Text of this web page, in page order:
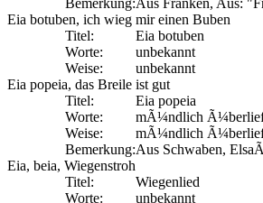
Eia botuben, ich wieg mir einen Buben
Titel:
Eia botuben
Worte:
unbekannt
Weise:
unbekannt
Eia popeia, das Breile ist gut
Titel:
Eia popeia
Worte:
mÃ¼ndlich
Weise:
mÃ¼ndlich
Bemerkung:Aus Schwaben,
Eia, beia, Wiegenstroh
Titel:
Wiegenlied
Worte:
unbekannt